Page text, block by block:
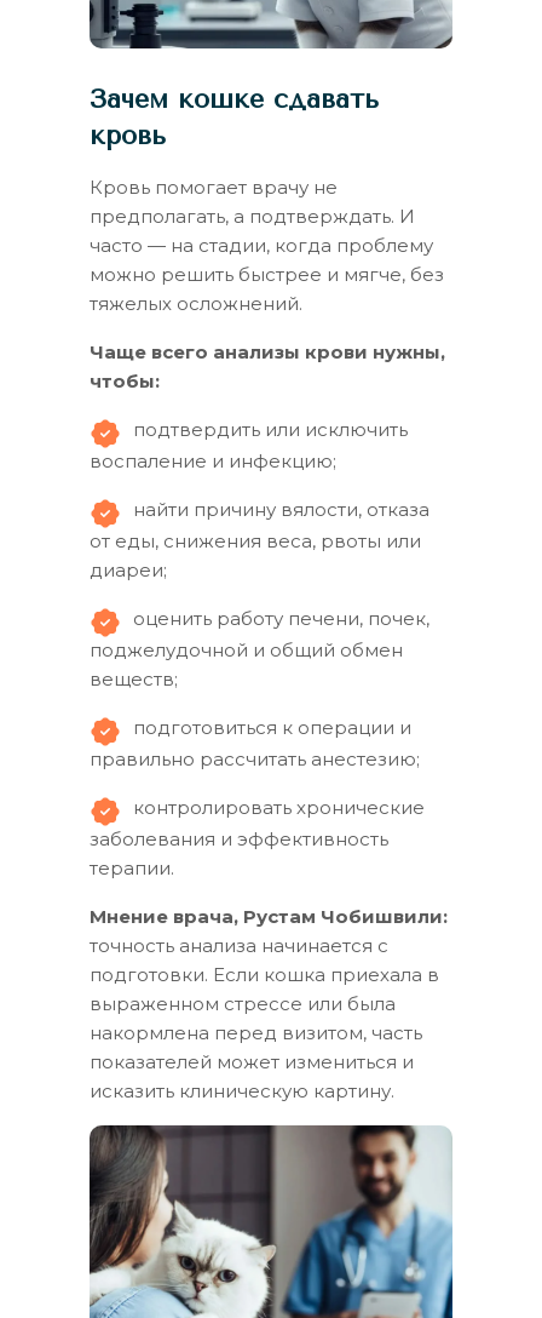
Зачем кошке сдавать
кровь
Кровь помогает врачу не
предполагать, а подтверждать. И
часто — на стадии, когда проблему
можно решить быстрее и мягче, без
тяжелых осложнений.
Чаще всего анализы крови нужны,
чтобы:
подтвердить или исключить
воспаление и инфекцию;
найти причину вялости, отказа
от еды, снижения веса, рвоты или
диареи;
оценить работу печени, почек,
поджелудочной и общий обмен
веществ;
подготовиться к операции и
правильно рассчитать анестезию;
контролировать хронические
заболевания и эффективность
терапии.
Мнение врача, Рустам Чобишвили:
точность анализа начинается с
подготовки. Если кошка приехала в
выраженном стрессе или была
накормлена перед визитом, часть
показателей может измениться и
исказить клиническую картину.